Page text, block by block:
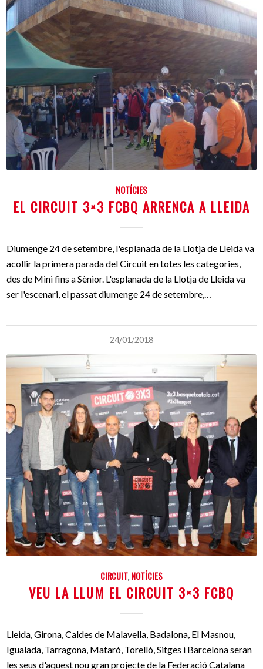
NOTÍCIES
EL CIRCUIT 3×3 FCBQ ARRENCA A LLEIDA
Diumenge 24 de setembre, l'esplanada de la Llotja de Lleida va
acollir la primera parada del Circuit en totes les categories,
des de Mini fins a Sènior. L'esplanada de la Llotja de Lleida va
ser l'escenari, el passat diumenge 24 de setembre,…
24/01/2018
CIRCUIT,NOTÍCIES
VEU LA LLUM EL CIRCUIT 3×3 FCBQ
Lleida, Girona, Caldes de Malavella, Badalona, El Masnou,
Igualada, Tarragona, Mataró, Torelló, Sitges i Barcelona seran
les seus d'aquest nou gran projecte de la Federació Catalana